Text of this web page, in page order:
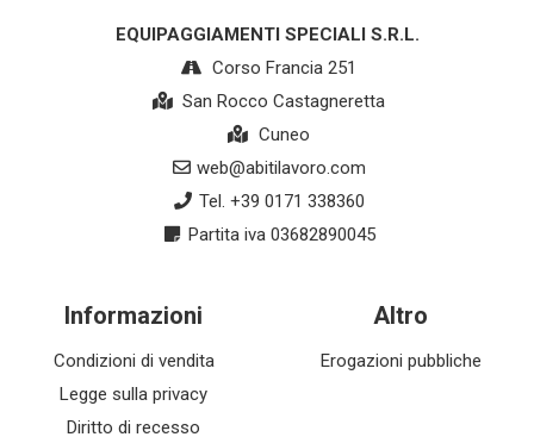
EQUIPAGGIAMENTI SPECIALI S.R.L.
Corso Francia 251
San Rocco Castagneretta
Cuneo
web@abitilavoro.com
Tel. +39 0171 338360
Partita iva 03682890045
Informazioni
Condizioni di vendita
Legge sulla privacy
Diritto di recesso
Altro
Erogazioni pubbliche